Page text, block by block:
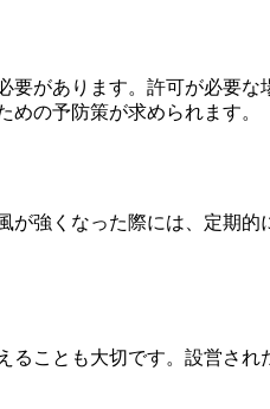
要があります。許可が必要
の予防策が求められます。
強くなった際には、定期
ことも大切です。設営さ